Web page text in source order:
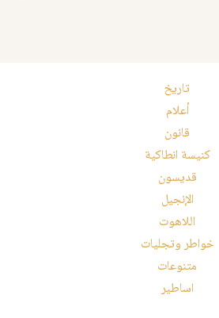
تاريخ
أعلام
قانون
كنيسة انطاكية
قديسون
الإنجيل
اللاهوت
خواطر وتجليات
متنوعات
اساطير